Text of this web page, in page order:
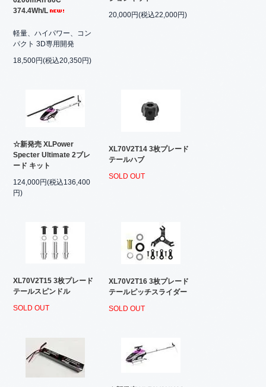
374.4Wh/L
軽量、ハイパワー、コン
パクト 3D専用開発
18,500円(税込20,350円)
20,000円(税込22,000円)
☆新発売 XLPower
Specter Ultimate 2ブレ
ード キット
124,000円(税込136,400
円)
XL70V2T14 3枚プレード
テールハブ
SOLD OUT
XL70V2T15 3枚プレード
テールスピンドル
SOLD OUT
XL70V2T16 3枚プレード
テールピッチスライダー
SOLD OUT